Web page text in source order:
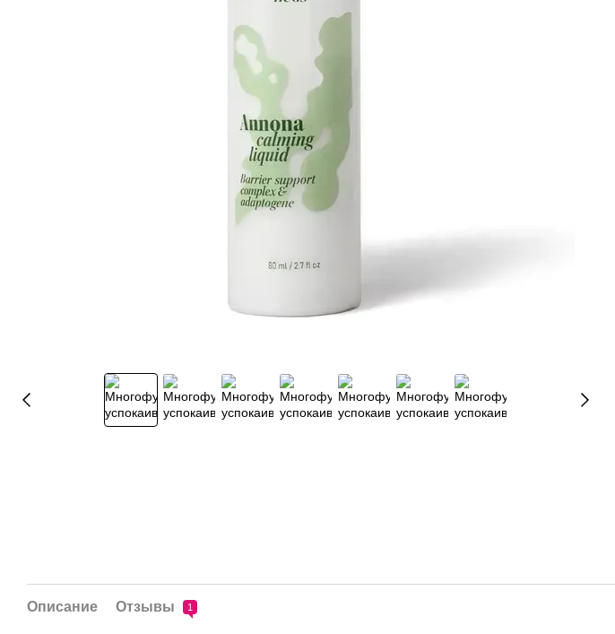
Описание Отзывы 1